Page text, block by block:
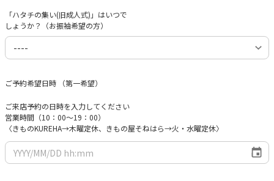
「ハタチの集い(旧成人式)」はいつで
しょうか？（お振袖希望の方）
ご予約希望日時 （第一希望）
ご来店予約の日時を入力してください
営業時間（10：00～19：00）
〈きものKUREHA→木曜定休、きもの屋そねはら→火・水曜定休〉